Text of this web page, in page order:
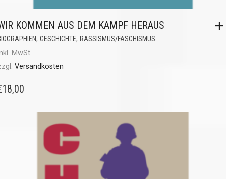
KOMMEN AUS DEM KAMPF HERAUS
, GESCHICHTE, RASSISMUS/FASCHISMUS
MwSt.
Versandkosten
18,00